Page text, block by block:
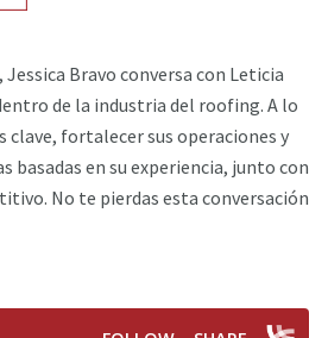
Jessica Bravo conversa con Leticia
de la industria del roofing. A lo
fortalecer sus operaciones y
en su experiencia, junto con
No te pierdas esta conversación